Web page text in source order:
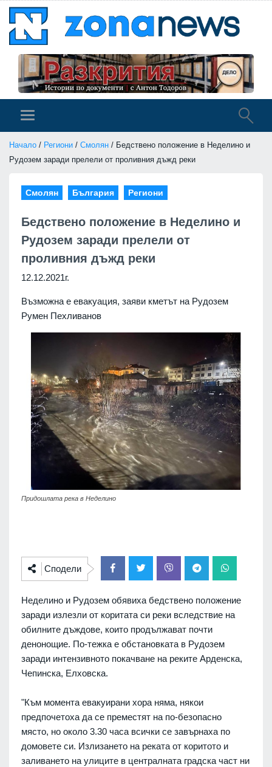
Начало / Региони / Смолян / Бедствено положение в Неделино и
Рудозем заради прелели от проливния дъжд реки
Смолян България Региони
Бедствено положение в Неделино и
Рудозем заради прелели от
проливния дъжд реки
12.12.2021г.
Възможна е евакуация, заяви кметът на Рудозем
Румен Пехливанов
Придошлата река в Неделино
Сподели
Неделино и Рудозем обявиха бедствено положение
заради излезли от коритата си реки вследствие на
обилните дъждове, които продължават почти
денонощие. По-тежка е обстановката в Рудозем
заради интензивното покачване на реките Арденска,
Чепинска, Елховска.
"Към момента евакуирани хора няма, някои
предпочетоха да се преместят на по-безопасно
място, но около 3.30 часа всички се завърнаха по
домовете си. Излизането на реката от коритото и
заливането на улиците в централната градска част ни